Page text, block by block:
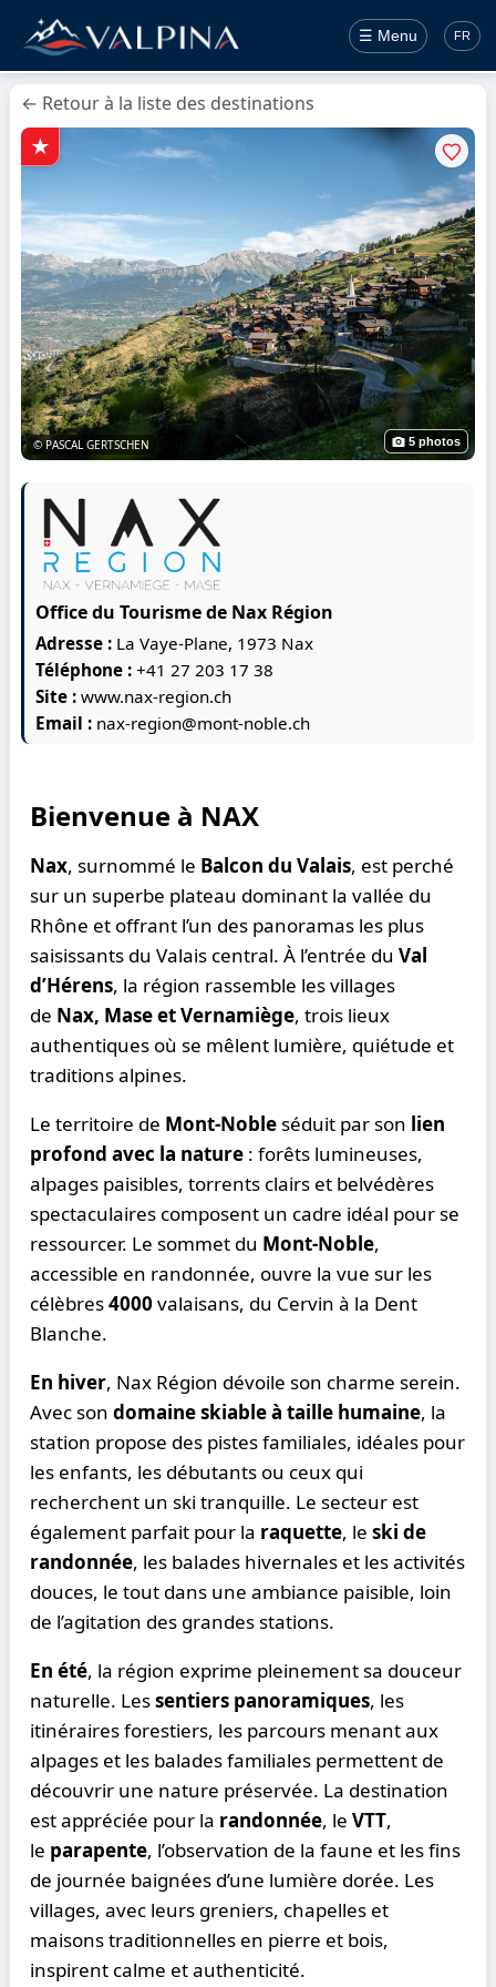
☰ Menu FR
← Retour à la liste des destinations
Office du Tourisme de Nax Région
Adresse : La Vaye-Plane, 1973 Nax
Téléphone :+41 27 203 17 38
Site :www.nax-region.ch
Email : nax-region@mont-noble.ch
© PASCAL GERTSCHEN 5 photos
Bienvenue à NAX
Nax, surnommé le Balcon du Valais, est perché
sur un superbe plateau dominant la vallée du
Rhône et offrant l’un des panoramas les plus
saisissants du Valais central. À l’entrée duVal
d’Hérens, la région rassemble les villages
de Nax, Mase et Vernamiège, trois lieux
authentiques où se mêlent lumière, quiétude et
traditions alpines.
Le territoire de Mont-Nobleséduit par son lien
profond avec la nature : forêts lumineuses,
alpages paisibles, torrents clairs et belvédères
spectaculaires composent un cadre idéal pour se
ressourcer. Le sommet du Mont-Noble,
accessible en randonnée, ouvre la vue sur les
célèbres4000 valaisans, du Cervin à la Dent
Blanche.
En hiver, Nax Région dévoile son charme serein.
Avec sondomaine skiable à taille humaine, la
station propose des pistes familiales, idéales pour
les enfants, les débutants ou ceux qui
recherchent un ski tranquille. Le secteur est
également parfait pour la raquette, leski de
randonnée, les balades hivernales et les activités
douces, le tout dans une ambiance paisible, loin
de l’agitation des grandes stations.
En été, la région exprime pleinement sa douceur
naturelle. Lessentiers panoramiques, les
itinéraires forestiers, les parcours menant aux
alpages et les balades familiales permettent de
découvrir une nature préservée. La destination
est appréciée pour la randonnée, leVTT,
le parapente, l’observation de la faune et les fins
de journée baignées d’une lumière dorée. Les
villages, avec leurs greniers, chapelles et
maisons traditionnelles en pierre et bois,
inspirent calme et authenticité.